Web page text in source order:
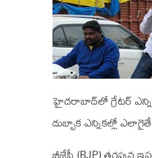
హైదరాబాద్‌లో గ్రేటర్
దుబ్బాక ఎన్నికల్లో